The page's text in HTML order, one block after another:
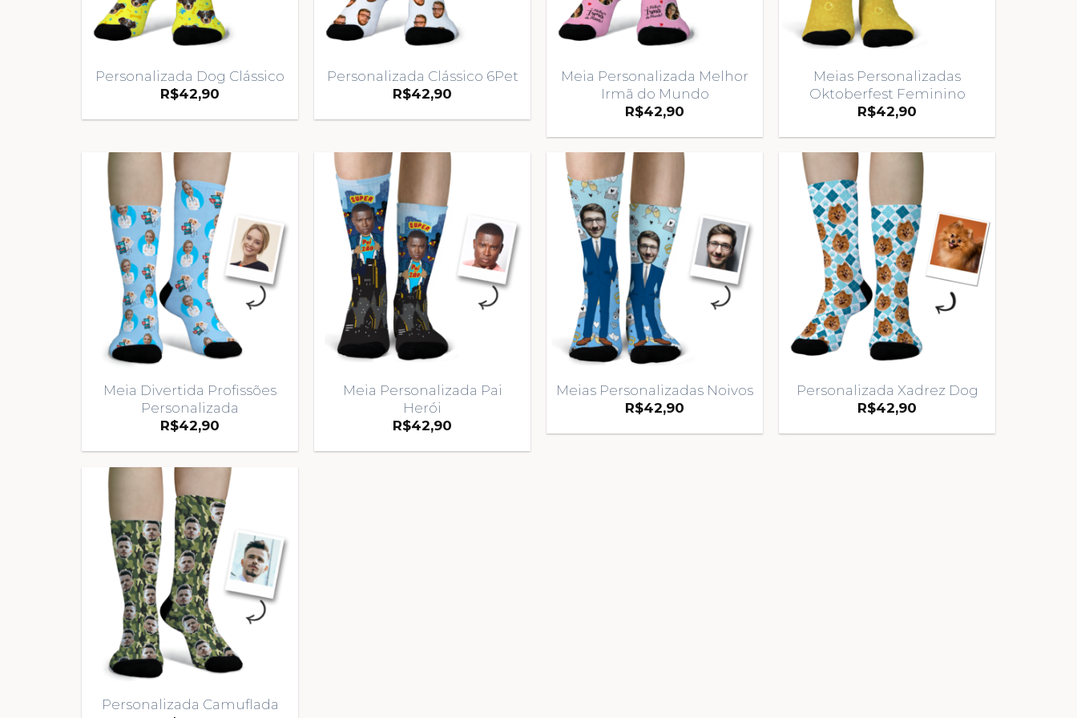
Personalizada Dog Clássico
R$42,90
Personalizada Clássico 6Pet
R$42,90
Meia Personalizada Melhor
Irmã do Mundo
R$42,90
Meias Personalizadas
Oktoberfest Feminino
R$42,90
Meia Divertida Profissões
Personalizada
R$42,90
Meia Personalizada Pai
Herói
R$42,90
Meias Personalizadas Noivos
R$42,90
Personalizada Xadrez Dog
R$42,90
Personalizada Camuflada